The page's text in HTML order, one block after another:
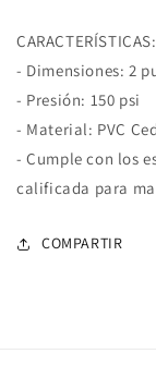
CARACTERÍSTICAS:
- Dimensiones: 2
- Presión: 150 psi
- Material: PVC
- Cumple con los
calificada para
COMPARTIR